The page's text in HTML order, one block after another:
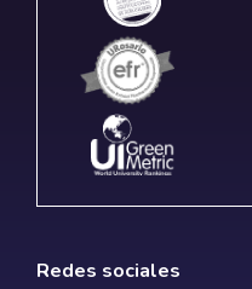
Redes sociales